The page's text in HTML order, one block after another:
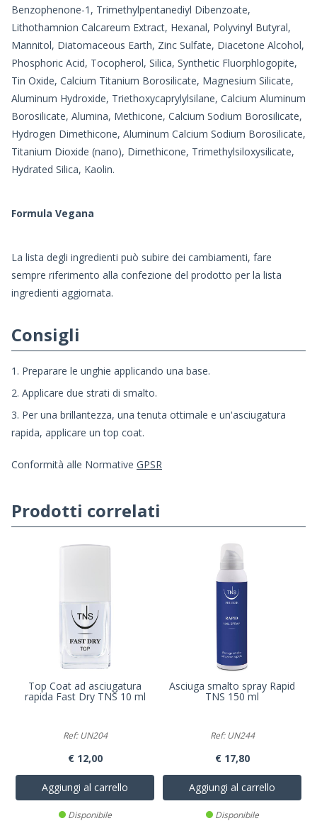
Benzophenone-1, Trimethylpentanediyl Dibenzoate,
Lithothamnion Calcareum Extract, Hexanal, Polyvinyl Butyral,
Mannitol, Diatomaceous Earth, Zinc Sulfate, Diacetone Alcohol,
Phosphoric Acid, Tocopherol, Silica, Synthetic Fluorphlogopite,
Tin Oxide, Calcium Titanium Borosilicate, Magnesium Silicate,
Aluminum Hydroxide, Triethoxycaprylylsilane, Calcium Aluminum
Borosilicate, Alumina, Methicone, Calcium Sodium Borosilicate,
Hydrogen Dimethicone, Aluminum Calcium Sodium Borosilicate,
Titanium Dioxide (nano), Dimethicone, Trimethylsiloxysilicate,
Hydrated Silica, Kaolin.
Formula Vegana
La lista degli ingredienti può subire dei cambiamenti, fare
sempre riferimento alla confezione del prodotto per la lista
ingredienti aggiornata.
Consigli
1. Preparare le unghie applicando una base.
2. Applicare due strati di smalto.
3. Per una brillantezza, una tenuta ottimale e un'asciugatura
rapida, applicare un top coat.
Conformità alle Normative GPSR
Prodotti correlati
Top Coat ad asciugatura
rapida Fast Dry TNS 10 ml
Ref: UN204
€ 12,00
Aggiungi al carrello
Disponibile
Asciuga smalto spray Rapid
TNS 150 ml
Ref: UN244
€ 17,80
Aggiungi al carrello
Disponibile